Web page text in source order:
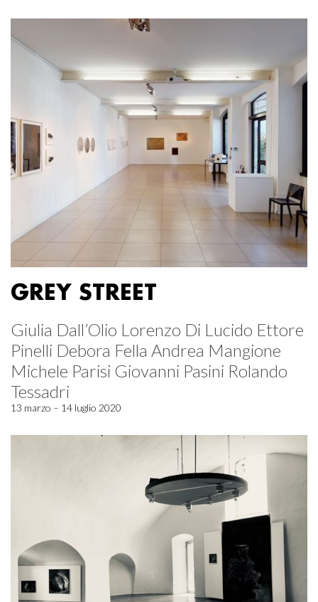
GREY STREET
Giulia Dall’Olio Lorenzo Di Lucido Ettore
Pinelli Debora Fella Andrea Mangione
Michele Parisi Giovanni Pasini Rolando
Tessadri
13 marzo – 14 luglio 2020